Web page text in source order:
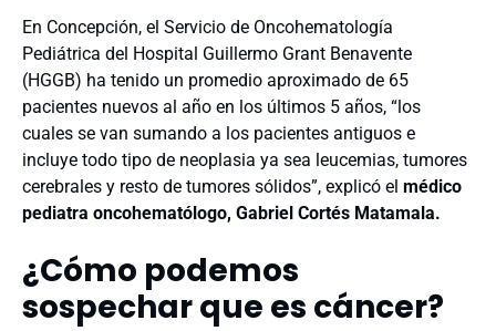
En Concepción, el Servicio de Oncohematología
Pediátrica del Hospital Guillermo Grant Benavente
(HGGB) ha tenido un promedio aproximado de 65
pacientes nuevos al año en los últimos 5 años, “los
cuales se van sumando a los pacientes antiguos e
incluye todo tipo de neoplasia ya sea leucemias, tumores
cerebrales y resto de tumores sólidos”, explicó el médico
pediatra oncohematólogo, Gabriel Cortés Matamala.
¿Cómo podemos
sospechar que es cáncer?